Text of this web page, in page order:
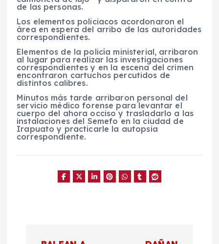
de las personas.
Los elementos policiacos acordonaron el
área en espera del arribo de las autoridades
correspondientes.
Elementos de la policía ministerial, arribaron
al lugar para realizar las investigaciones
correspondientes y en la escena del crimen
encontraron cartuchos percutidos de
distintos calibres.
Minutos más tarde arribaron personal del
servicio médico forense para levantar el
cuerpo del ahora occiso y trasladarlo a las
instalaciones del Semefo en la ciudad de
Irapuato y practicarle la autopsia
correspondiente.